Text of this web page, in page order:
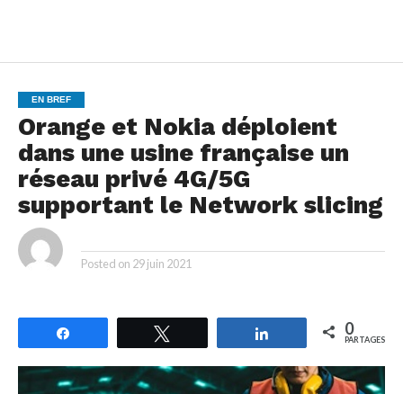
EN BREF
Orange et Nokia déploient
dans une usine française un
réseau privé 4G/5G
supportant le Network slicing
Posted on 29 juin 2021
Partagez 0
PARTAGES